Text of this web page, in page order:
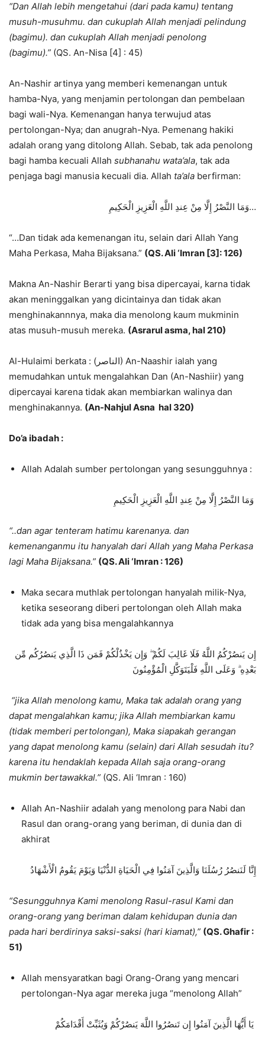
“Dan Allah lebih mengetahui (dari pada kamu) tentang
musuh-musuhmu. dan cukuplah Allah menjadi pelindung
(bagimu). dan cukuplah Allah menjadi penolong
(bagimu).” (QS. An-Nisa [4] : 45)
An-Nashir artinya yang memberi kemenangan untuk
hamba-Nya, yang menjamin pertolongan dan pembelaan
bagi wali-Nya. Kemenangan hanya terwujud atas
pertolongan-Nya; dan anugrah-Nya. Pemenang hakiki
adalah orang yang ditolong Allah. Sebab, tak ada penolong
bagi hamba kecuali Allah subhanahu wata’ala, tak ada
penjaga bagi manusia kecuali dia. Allah ta’ala berfirman:
وَمَا النَّصْرُ إِلَّا مِنْ عِندِ اللَّهِ الْعَزِيزِ الْحَكِيمِ…
“…Dan tidak ada kemenangan itu, selain dari Allah Yang
Maha Perkasa, Maha Bijaksana.” (QS. Ali ‘Imran [3]: 126)
Makna An-Nashir Berarti yang bisa dipercayai, karna tidak
akan meninggalkan yang dicintainya dan tidak akan
menghinakannnya, maka dia menolong kaum mukminin
atas musuh-musuh mereka. (Asrarul asma, hal 210)
Al-Hulaimi berkata : (الناصر) An-Naashir ialah yang
memudahkan untuk mengalahkan Dan (An-Nashiir) yang
dipercayai karena tidak akan membiarkan walinya dan
menghinakannya. (An-Nahjul Asna hal 320)
Do’a ibadah :
Allah Adalah sumber pertolongan yang sesungguhnya :
“..dan agar tenteram hatimu karenanya. dan
kemenanganmu itu hanyalah dari Allah yang Maha Perkasa
lagi Maha Bijaksana.” (QS. Ali ‘Imran : 126)
Maka secara muthlak pertolongan hanyalah milik-Nya,
ketika seseorang diberi pertolongan oleh Allah maka
tidak ada yang bisa mengalahkannya
إِن يَنصُرْكُمُ اللَّهُ فَلَا غَالِبَ لَكُمْ ۖ وَإِن يَخْذُلْكُمْ فَمَن ذَا الَّذِي يَنصُرُكُم مِّن
بَعْدِهِ ۗ وَعَلَى اللَّهِ فَلْيَتَوَكَّلِ الْمُؤْمِنُونَ
“jika Allah menolong kamu, Maka tak adalah orang yang
dapat mengalahkan kamu; jika Allah membiarkan kamu
(tidak memberi pertolongan), Maka siapakah gerangan
yang dapat menolong kamu (selain) dari Allah sesudah itu?
karena itu hendaklah kepada Allah saja orang-orang
mukmin bertawakkal.” (QS. Ali ‘Imran : 160)
Allah An-Nashiir adalah yang menolong para Nabi dan
Rasul dan orang-orang yang beriman, di dunia dan di
akhirat
إِنَّا لَنَنصُرُ رُسُلَنَا وَالَّذِينَ آمَنُوا فِي الْحَيَاةِ الدُّنْيَا وَيَوْمَ يَقُومُ الْأَشْهَادُ
“Sesungguhnya Kami menolong Rasul-rasul Kami dan
orang-orang yang beriman dalam kehidupan dunia dan
pada hari berdirinya saksi-saksi (hari kiamat),” (QS. Ghafir :
51)
Allah mensyaratkan bagi Orang-Orang yang mencari
pertolongan-Nya agar mereka juga “menolong Allah”